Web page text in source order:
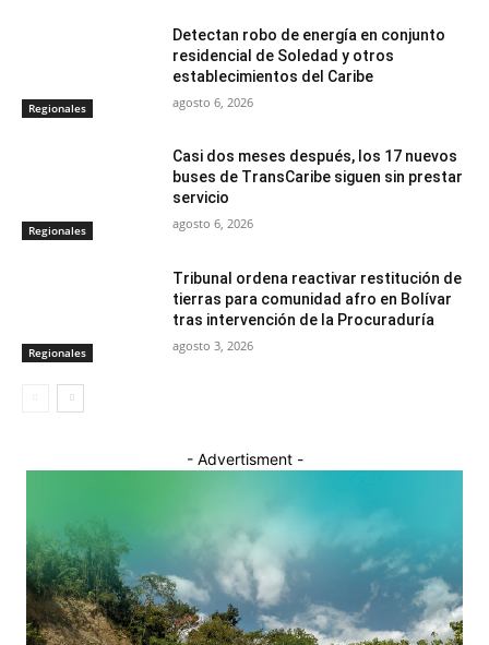
Regionales
Detectan robo de energía en conjunto
residencial de Soledad y otros
establecimientos del Caribe
agosto 6, 2026
Regionales
Casi dos meses después, los 17 nuevos
buses de TransCaribe siguen sin prestar
servicio
agosto 6, 2026
Regionales
Tribunal ordena reactivar restitución de
tierras para comunidad afro en Bolívar
tras intervención de la Procuraduría
agosto 3, 2026
- Advertisment -